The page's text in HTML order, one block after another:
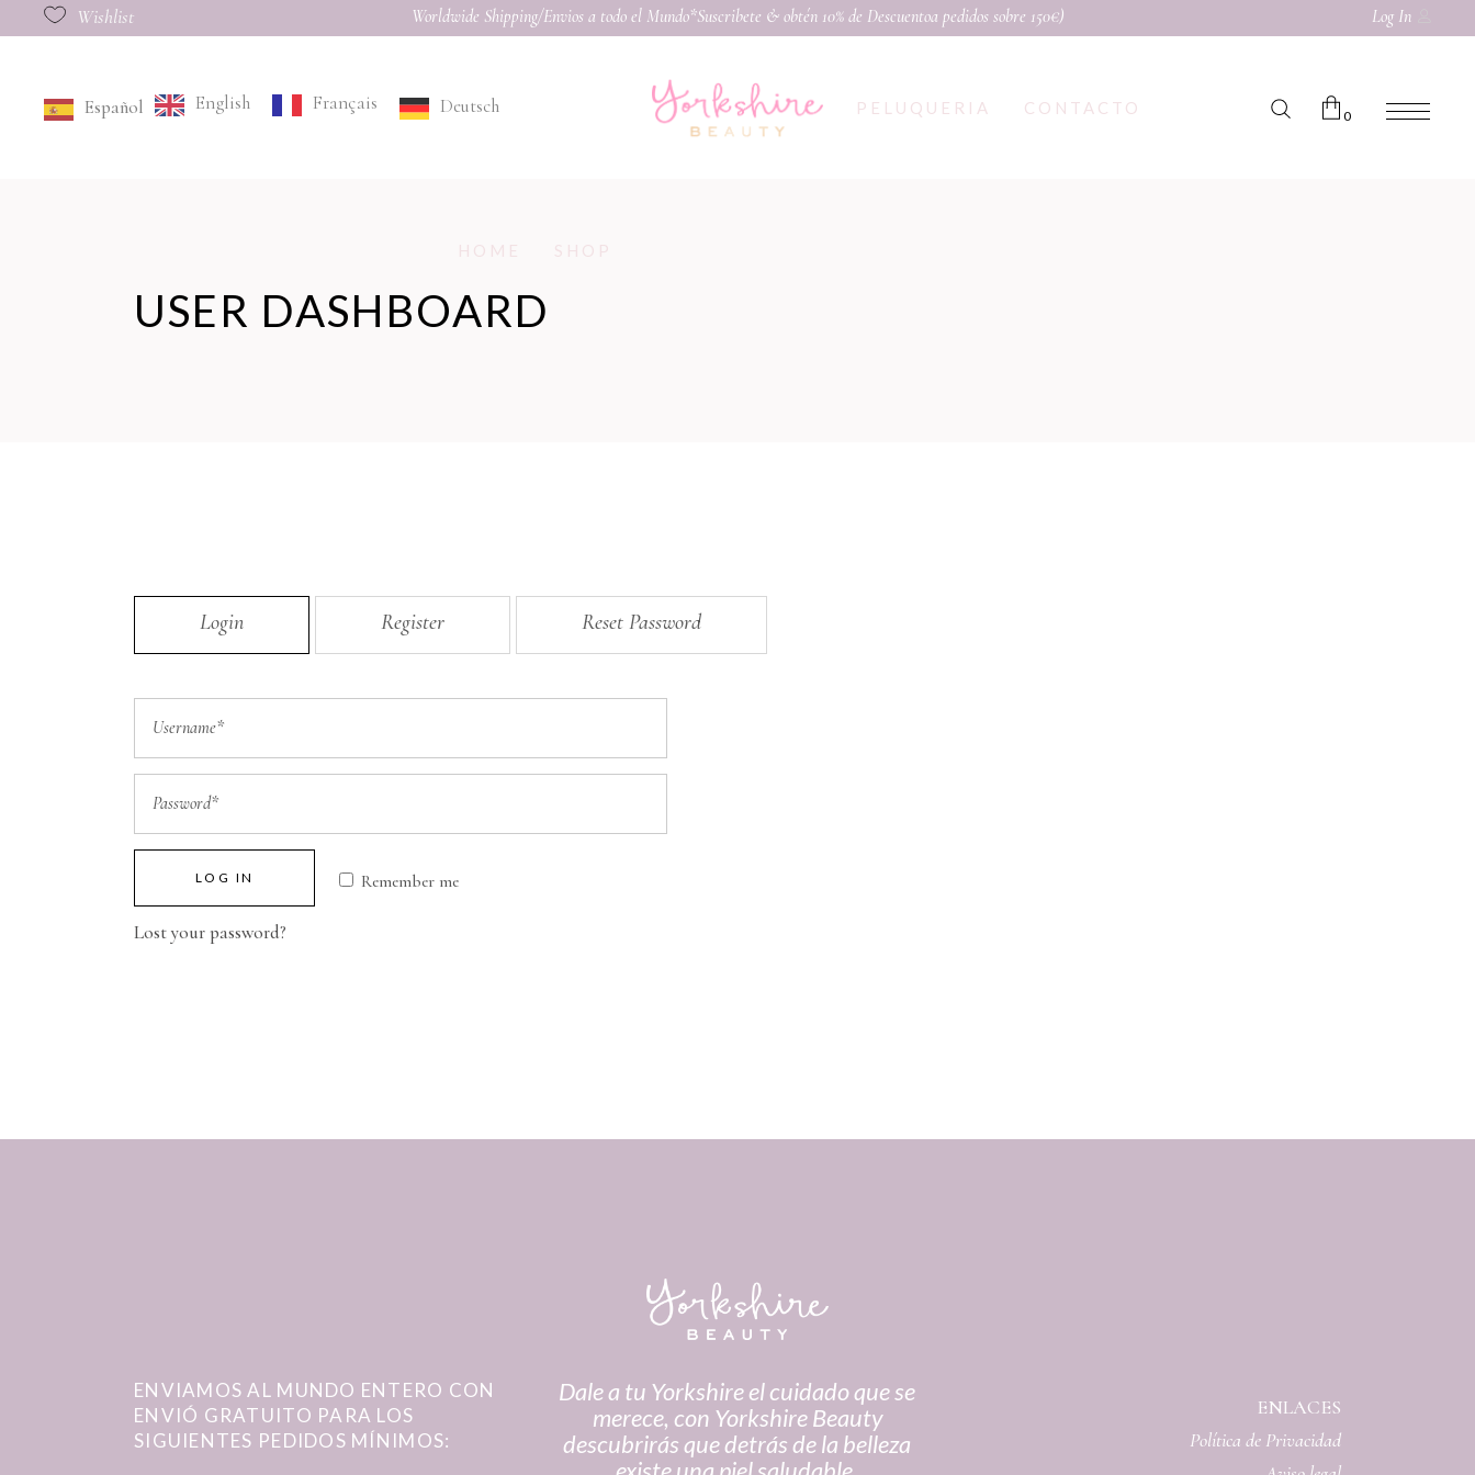
Wishlist Worldwide Shipping/Envios a todo el Mundo*Suscribete & obtén 10% de Descuentoa pedidos sobre 150€) Log In
Español English Français Deutsch
HOME SHOP
PELUQUERIA CONTACTO 0
USER DASHBOARD
Login Register Reset Password
LOG IN Remember me
Lost your password?
ENVIAMOS AL MUNDO ENTERO CON
ENVIÓ GRATUITO PARA LOS
SIGUIENTES PEDIDOS MÍNIMOS:
Dale a tu Yorkshire el cuidado que se
merece, con Yorkshire Beauty
descubrirás que detrás de la belleza
ENLACES
Política de Privacidad